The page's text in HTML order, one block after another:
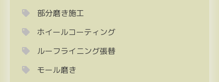
部分磨き施工
ホイールコーティング
ルーフライニング張替
モール磨き